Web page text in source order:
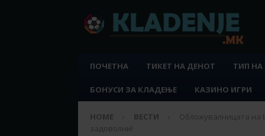
ПОЧЕТНА ТИКЕТ НА ДЕНОТ ТИП
БОНУСИ ЗА КЛАДЕЊЕ КАЗИНО ИГРИ
HOME ВЕСТИ
Обложувалницата на
задоволни!